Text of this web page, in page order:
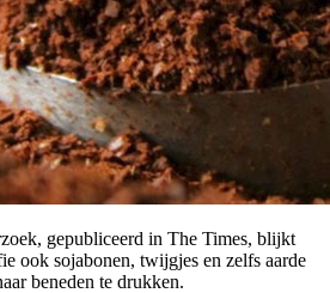
gepubliceerd in The Times, blijkt
ook sojabonen, twijgjes en zelfs aarde
beneden te drukken.